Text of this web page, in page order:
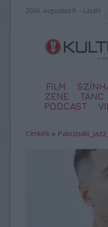
2026. augusztus 8. – László
FILM
ZENE
TÁNC
PODCAST
Címkék »